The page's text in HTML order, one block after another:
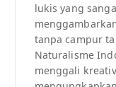
lukis yang
tanpa campur
Naturalisme
menggali